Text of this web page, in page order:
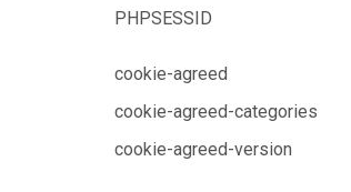
PHPSESSID
cookie-agreed
cookie-agreed-categories
cookie-agreed-version